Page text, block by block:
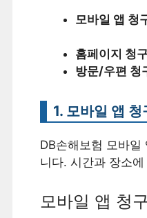
모바일 앱 청
홈페이지 청
방문/우편 청
1. 모바일 앱
DB손해보험 모바
니다. 시간과 장소
모바일 앱 청